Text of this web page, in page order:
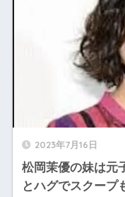
2023年7月16日
松岡茉優の妹は元
とハグでスクープ